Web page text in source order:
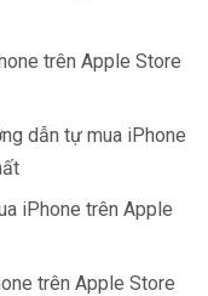
trên Apple Store
dẫn tự mua iPhone
iPhone trên Apple
trên Apple Store